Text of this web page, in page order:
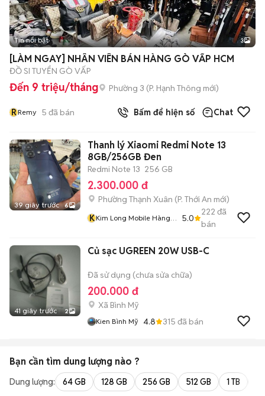
Tin nổi bật 3
[LÀM NGAY] NHÂN VIÊN BÁN HÀNG GÒ VẤP HCM
ĐỒ SI TUYỂN GÒ VẤP
Đến 9 triệu/tháng Phường 3 (P. Hạnh Thông mới)
RRemy 5 đã bán Bấm để hiện số Chat
39 giây trước 6
Thanh lý Xiaomi Redmi Note 13
8GB/256GB Đen
Redmi Note 13 256 GB
2.300.000 đ
Phường Thạnh Xuân (P. Thới An mới)
KKim Long Mobile Hàng
5.0
222 đã
bán
41 giây trước 2
Củ sạc UGREEN 20W USB-C
Đã sử dụng (chưa sửa chữa)
200.000 đ
Xã Bình Mỹ
Kien Bình Mỹ 4.8 315 đã bán
Bạn cần tìm dung lượng nào ?
Dung lượng: 64 GB 128 GB 256 GB 512 GB 1 TB